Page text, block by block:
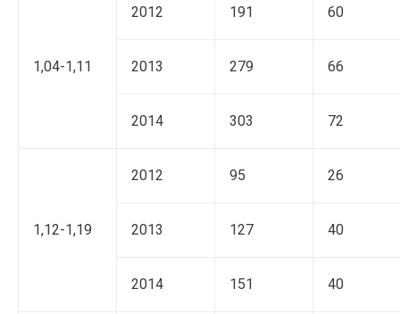
1,04-1,11
2012 191 60
2013 279 66
2014 303 72
1,12-1,19
2012 95 26
2013 127 40
2014 151 40